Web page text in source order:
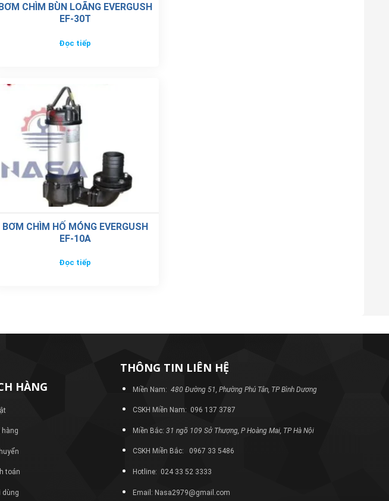
BƠM CHÌM BÙN LOÃNG EVERGUSH
EF-30T
Đọc tiếp
BƠM CHÌM HỐ MÓNG EVERGUSH
EF-10A
Đọc tiếp
HÀNG
hàng
toán
dùng
THÔNG TIN LIÊN HỆ
Miền Nam: 480 Đường 51, Phường Phú Tân, TP Bình Dương
CSKH Miền Nam: 096 137 3787
Miền Bắc: 31 ngõ 109 Sở Thượng, P Hoàng Mai, TP Hà Nội
CSKH Miền Bắc: 0967 33 5486
Hotline: 024 33 52 3333
Email: Nasa2979@gmail.com